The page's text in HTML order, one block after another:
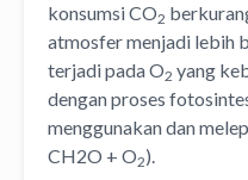
konsumsi CO2
atmosfer menjadi lebih
terjadi pada O2 yang
dengan proses
menggunakan dan
CH2O + O2).